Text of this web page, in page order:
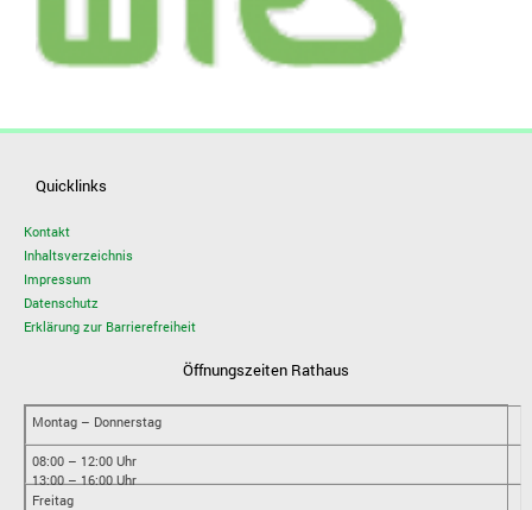
Quicklinks
Kontakt
Inhaltsverzeichnis
Impressum
Datenschutz
Erklärung zur Barrierefreiheit
Öffnungszeiten Rathaus
Montag – Donnerstag
08:00 – 12:00 Uhr
13:00 – 16:00 Uhr
Freitag